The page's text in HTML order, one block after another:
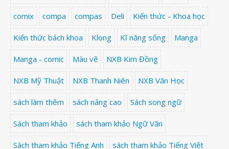
comix compa compas Deli Kiến thức - Khoa học
Kiến thức bách khoa Klong Kĩ năng sống Manga
Manga - comic Màu vẽ NXB Kim Đồng
NXB Mỹ Thuật NXB Thanh Niên NXB Văn Học
sách làm thêm sách nâng cao Sách song ngữ
Sách tham khảo sách tham khảo Ngữ Văn
Sách tham khảo Tiếng Anh sách tham khảo Tiếng Việt